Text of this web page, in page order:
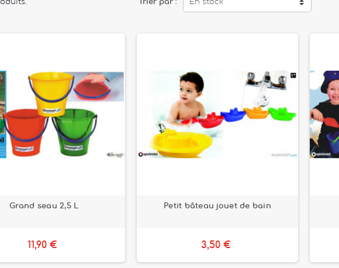
Trier par : En stock
Grand seau 2,5 L
11,90 €
Petit bâteau jouet de bain
3,50 €